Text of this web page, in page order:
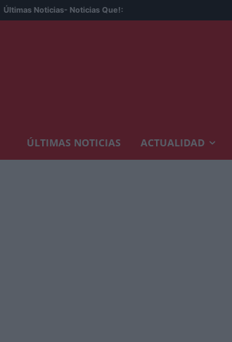
Últimas Noticias- Noticias Que!:
ÚLTIMAS NOTICIAS ACTUALIDAD